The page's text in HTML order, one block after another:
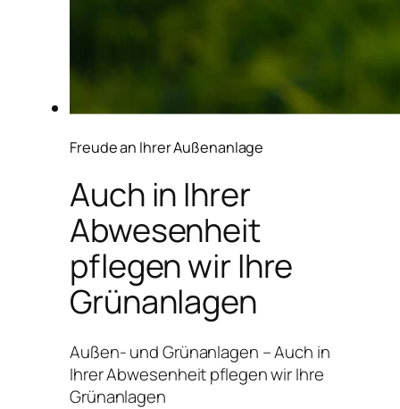
Freude an Ihrer Außenanlage
Auch in Ihrer
Abwesenheit
pflegen wir Ihre
Grünanlagen
Außen- und Grünanlagen – Auch in
Ihrer Abwesenheit pflegen wir Ihre
Grünanlagen